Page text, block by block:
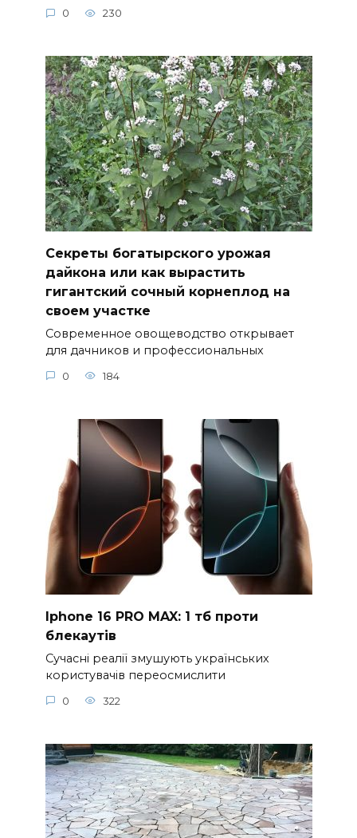
0 230
Секреты богатырского урожая
дайкона или как вырастить
гигантский сочный корнеплод на
своем участке
Современное овощеводство открывает
для дачников и профессиональных
0 184
Iphone 16 PRO MAX: 1 тб проти
блекаутів
Сучасні реалії змушують українських
користувачів переосмислити
0 322